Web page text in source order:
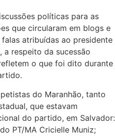
políticas para as
que circularam em blogs e
atribuídas ao presidente
a respeito da sucessão
o que foi dito durante
do Maranhão, tanto
que estavam
do partido, em Salvador:
PT/MA Cricielle Muniz;